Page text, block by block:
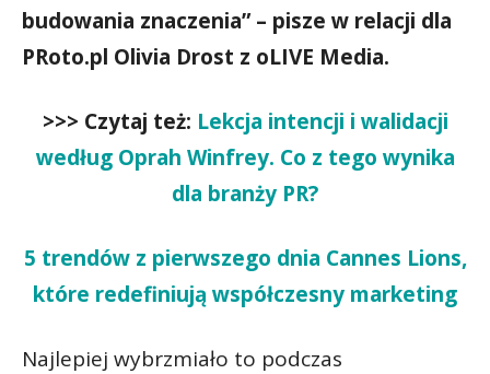
budowania znaczenia” – pisze w relacji dla
PRoto.pl Olivia Drost z oLIVE Media.
>>> Czytaj też: Lekcja intencji i walidacji
według Oprah Winfrey. Co z tego wynika
dla branży PR?
5 trendów z pierwszego dnia Cannes Lions,
które redefiniują współczesny marketing
Najlepiej wybrzmiało to podczas